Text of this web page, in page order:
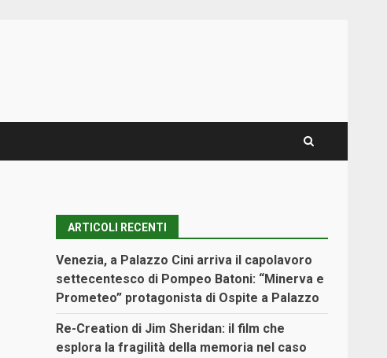
ARTICOLI RECENTI
Venezia, a Palazzo Cini arriva il capolavoro
settecentesco di Pompeo Batoni: “Minerva e
Prometeo” protagonista di Ospite a Palazzo
Re-Creation di Jim Sheridan: il film che
esplora la fragilità della memoria nel caso